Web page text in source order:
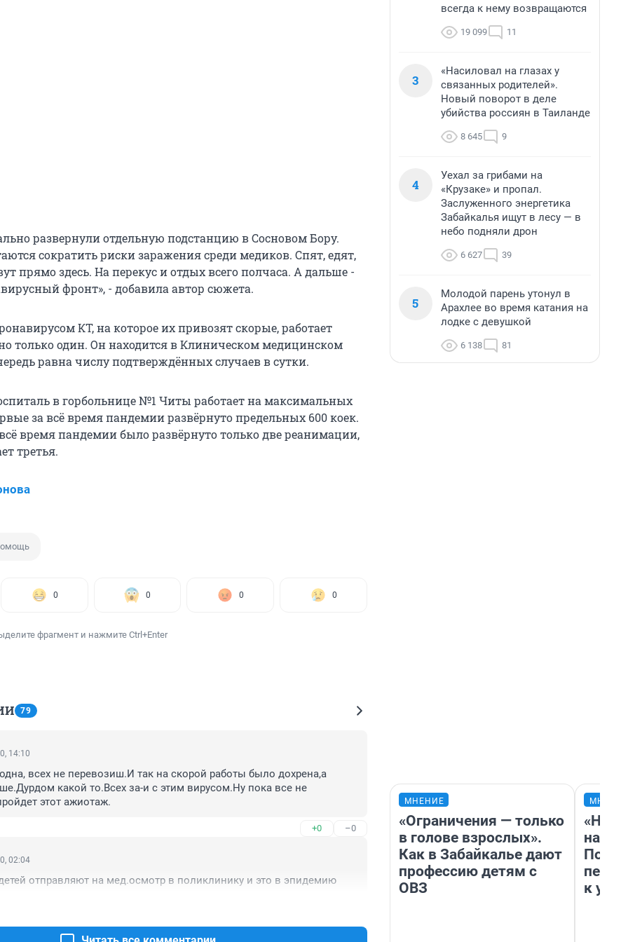
развернули отдельную подстанцию в Сосновом Бору.
сократить риски заражения среди медиков. Спят, едят,
прямо здесь. На перекус и отдых всего полчаса. А дальше -
фронт», - добавила автор сюжета.
КТ, на которое их привозят скорые, работает
только один. Он находится в Клиническом медицинском
равна числу подтверждённых случаев в сутки.
в горбольнице №1 Читы работает на максимальных
за всё время пандемии развёрнуто предельных 600 коек.
время пандемии было развёрнуто только две реанимации,
третья.
0 0 0 0
фрагмент и нажмите Ctrl+Enter
79
14:10
всех не перевозиш.И так на скорой работы было дохрена,а
какой то.Всех за-и с этим вирусом.Ну пока все не
этот ажиотаж.
+0 –0
02:04
отправляют на мед.осмотр в поликлинику и это в эпидемию
всегда к нему возвращаются
19 099 11
3
«Насиловал на глазах у
связанных родителей».
Новый поворот в деле
убийства россиян в Таиланде
8 645 9
4
Уехал за грибами на
«Крузаке» и пропал.
Заслуженного энергетика
Забайкалья ищут в лесу — в
небо подняли дрон
6 627 39
5
Молодой парень утонул в
Арахлее во время катания на
лодке с девушкой
6 138 81
МНЕНИЕ
«Ограничения — только
в голове взрослых».
Как в Забайкалье дают
профессию детям с
ОВЗ
надо
к